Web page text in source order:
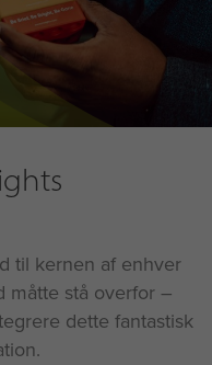
til kernen af enhver
måtte stå overfor –
dette fantastisk